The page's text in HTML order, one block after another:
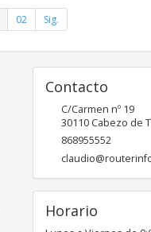
02 Sig.
Contacto
C/Carmen nº 19
30110 Cabezo de
868955552
Horario